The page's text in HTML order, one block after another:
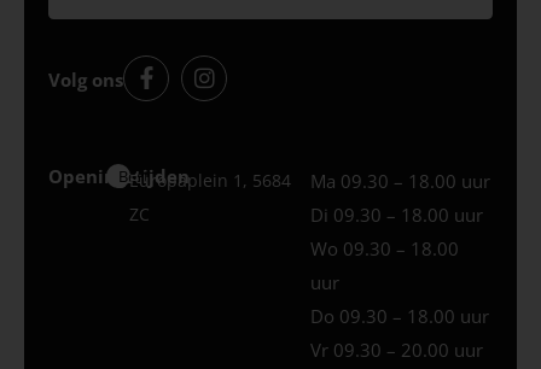
Volg ons
Openingstijden
Best
Europaplein 1, 5684
ZC
Ma 09.30 – 18.00 uur
Di 09.30 – 18.00 uur
Wo 09.30 – 18.00
uur
Do 09.30 – 18.00 uur
Vr 09.30 – 20.00 uur